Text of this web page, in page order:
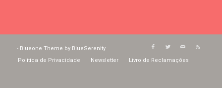
- Blueone Theme by BlueSerenity
Política de Privacidade
Newsletter Livro de Reclamações